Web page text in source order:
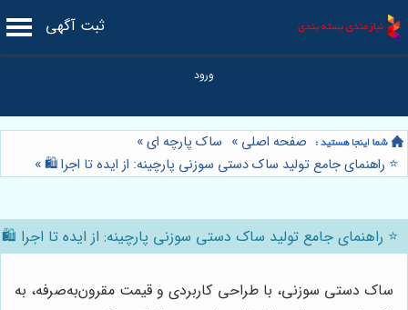
ثبت آگهی
صفحه اصلی » ساک پارچه ای»
⭐️ راهنمای جامع تولید ساک دستی سوزنی پارچینه: از ایده تا اجرا 🛍️»
⭐️ راهنمای جامع تولید ساک دستی سوزنی پارچینه: از ایده تا اجرا 🛍️
ساک دستی سوزنی، با طراحی کاربردی و قیمت مقرون‌به‌صرفه، به